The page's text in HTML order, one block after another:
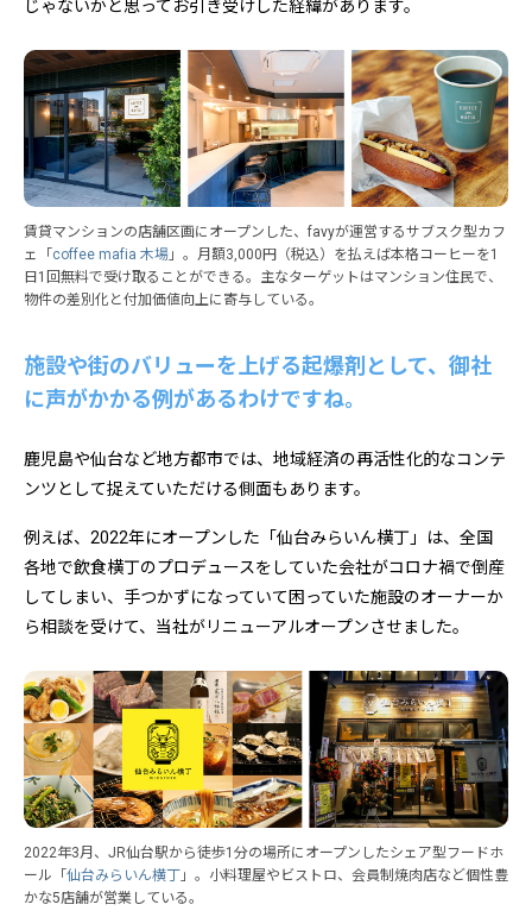
じゃないかと思ってお引き受けした経緯があります。
賃貸マンションの店舗区画にオープンした、favyが運営するサブスク型カフ
ェ「coffee mafia 木場 」。月額3,000円（税込）を払えば本格コーヒーを1
日1回無料で受け取ることができる。主なターゲットはマンション住民で、
物件の差別化と付加価値向上に寄与している。
施設や街のバリューを上げる起爆剤として、御社
に声がかかる例があるわけですね。
鹿児島や仙台など地方都市では、地域経済の再活性化的なコンテ
ンツとして捉えていただける側面もあります。
例えば、2022年にオープンした「仙台みらいん横丁」は、全国
各地で飲食横丁のプロデュースをしていた会社がコロナ禍で倒産
してしまい、手つかずになっていて困っていた施設のオーナーか
ら相談を受けて、当社がリニューアルオープンさせました。
2022年3月、JR仙台駅から徒歩1分の場所にオープンしたシェア型フードホ
ール「仙台みらいん横丁 」。小料理屋やビストロ、会員制焼肉店など個性豊
かな5店舗が営業している。